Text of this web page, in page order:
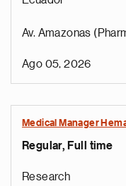
Av. Amazonas
Ago 05, 2026
Medical Manager
Regular, Full time
Research